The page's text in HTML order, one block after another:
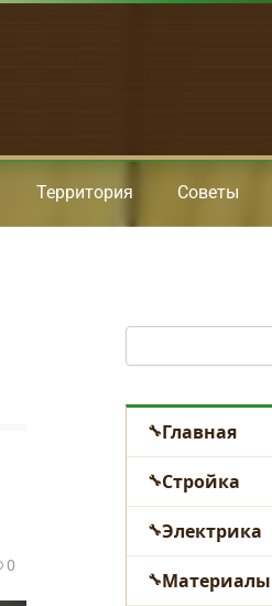
Территория Советы
0
Главная
Стройка
Электрика
Материалы